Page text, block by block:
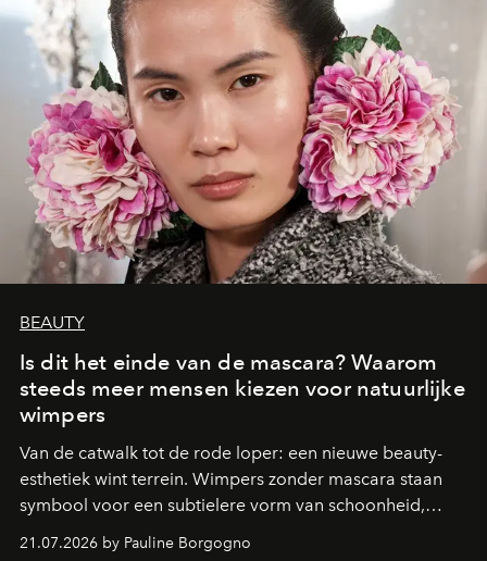
BEAUTY
Is dit het einde van de mascara? Waarom
steeds meer mensen kiezen voor natuurlijke
wimpers
Van de catwalk tot de rode loper: een nieuwe beauty-
esthetiek wint terrein. Wimpers zonder mascara staan
symbool voor een subtielere vorm van schoonheid,
21.07.2026 by Pauline Borgogno